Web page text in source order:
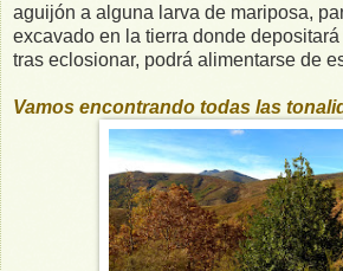
aguijón a alguna larva de mariposa,
excavado en la tierra donde
tras eclosionar, podrá alimentarse de
Vamos encontrando todas las